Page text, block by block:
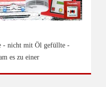
Tauern
Autobahn
- nicht mit Öl gefüllte -
es zu einer